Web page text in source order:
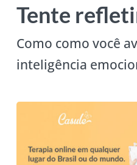
Tente
Como como você
inteligência